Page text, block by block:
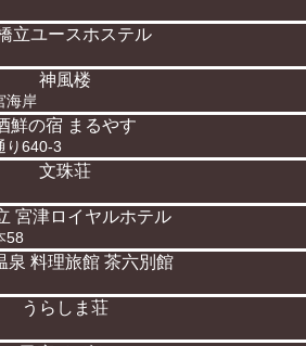
立ユースホステル
神風楼
海岸
鮮の宿 まるやす
り640-3
文珠荘
宮津ロイヤルホテル
58
泉 料理旅館 茶六別館
うらしま荘